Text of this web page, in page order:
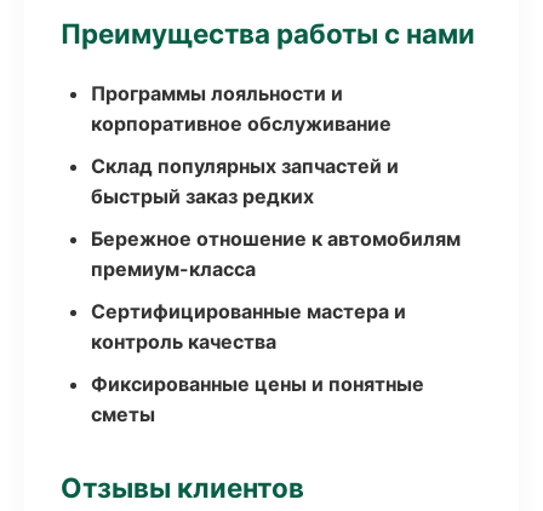
Преимущества работы с нами
Программы лояльности и
корпоративное обслуживание
Склад популярных запчастей и
быстрый заказ редких
Бережное отношение к автомобилям
премиум-класса
Сертифицированные мастера и
контроль качества
Фиксированные цены и понятные
сметы
Отзывы клиентов